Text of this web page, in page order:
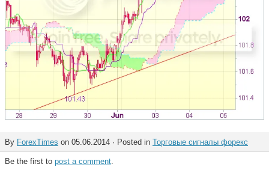
By ForexTimes on 05.06.2014 · Posted in Торговые сигналы форекс
Be the first to post a comment